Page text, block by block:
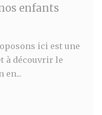
enfants
ici est une
à découvrir le
en...